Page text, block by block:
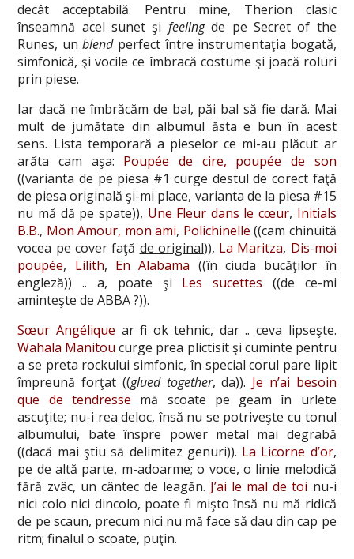
decât acceptabilă. Pentru mine, Therion clasic
înseamnă acel sunet şi feelingde pe Secret of the
Runes, unblendperfect între instrumentaţia bogată,
simfonică, şi vocile ce îmbracă costume şi joacă roluri
prin piese.
Iar dacă ne îmbrăcăm de bal, păi bal să fie dară. Mai
mult de jumătate din albumul ăsta e bun în acest
sens. Lista temporară a pieselor ce mi-au plăcut ar
arăta cam aşa: Poupée de cire, poupée de son
((varianta de pe piesa #1 curge destul de corect faţă
de piesa originală şi-mi place, varianta de la piesa #15
nu mă dă pe spate)), Une Fleur dans le cœur, Initials
B.B., Mon Amour, mon ami, Polichinelle ((cam chinuită
vocea pe cover faţă de original)), La Maritza, Dis-moi
poupée, Lilith, En Alabama ((în ciuda bucăţilor în
engleză)) .. a, poate şi Les sucettes ((de ce-mi
aminteşte de ABBA ?)).
Sœur Angélique ar fi ok tehnic, dar .. ceva lipseşte.
Wahala Manitou curge prea plictisit şi cuminte pentru
a se preta rockului simfonic, în special corul pare lipit
împreună forţat ((glued together, da)). Je n’ai besoin
que de tendresse mă scoate pe geam în urlete
ascuţite; nu-i rea deloc, însă nu se potriveşte cu tonul
albumului, bate înspre power metal mai degrabă
((dacă mai ştiu să delimitez genuri)). La Licorne d’or,
pe de altă parte, m-adoarme; o voce, o linie melodică
fără zvâc, un cântec de leagăn. J’ai le mal de toi nu-i
nici colo nici dincolo, poate fi mişto însă nu mă ridică
de pe scaun, precum nici nu mă face să dau din cap pe
ritm; finalul o scoate, puţin.